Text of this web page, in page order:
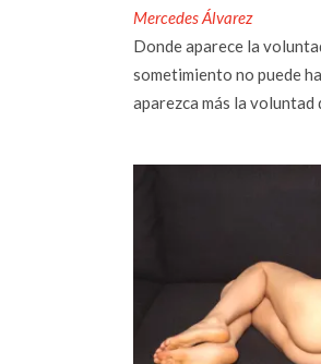
Mercedes Álvarez
Donde aparece la
sometimiento no puede
aparezca más la voluntad